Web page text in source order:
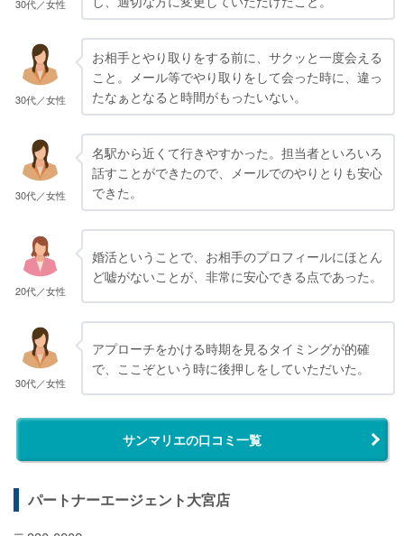
30代／女性
30代／女性
お相手とやり取りをする前に、サクッと一度会える
こと。メール等でやり取りをして会った時に、違っ
たなぁとなると時間がもったいない。
30代／女性
名駅から近くて行きやすかった。担当者といろいろ
話すことができたので、メールでのやりとりも安心
できた。
20代／女性
婚活ということで、お相手のプロフィールにほとん
ど嘘がないことが、非常に安心できる点であった。
30代／女性
アプローチをかける時期を見るタイミングが的確
で、ここぞという時に後押しをしていただいた。
サンマリエの口コミ一覧
パートナーエージェント大宮店